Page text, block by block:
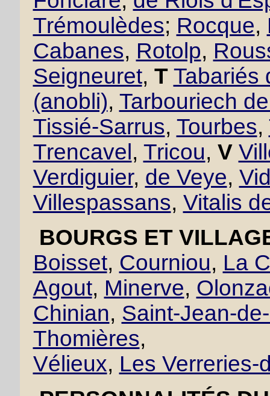
Trémoulèdes; Rocque,
Cabanes, Rotolp,
Seigneuret, T Tabariés
(anobli), Tarbouriech
Tissié-Sarrus, Tourbes,
Trencavel , Tricou, V
Verdiguier, de Veye,
Villespassans, Vitalis
BOURGS ET
Boisset, Courniou, La
Agout, Minerve,
Chinian, Saint-Jean-
Thomières,
Vélieux, Les Verreries-